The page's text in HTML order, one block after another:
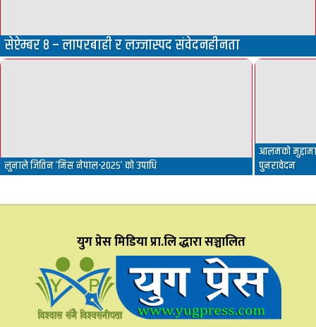
सेप्टेम्बर ८ – लापरबाही र लज्जास्पद संवेदनहीनता
लुनाले जितिन ‘मिस नेपाल-२०२५’ को उपाधि
आलमको
पुनरावेदन
युग प्रेस मिडिया प्रा.लि द्धारा सञ्चालित